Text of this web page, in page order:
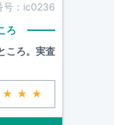
： ic0236
ろ
ころ。実査